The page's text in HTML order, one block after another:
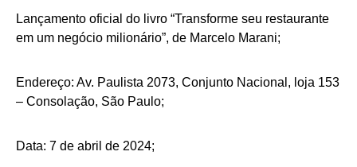
Lançamento oficial do livro “Transforme seu restaurante
em um negócio milionário”, de Marcelo Marani;
Endereço: Av. Paulista 2073, Conjunto Nacional, loja 153
– Consolação, São Paulo;
Data: 7 de abril de 2024;